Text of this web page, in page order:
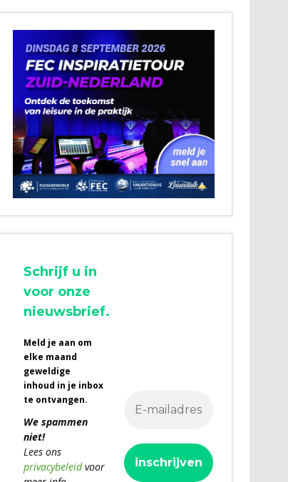
Schrijf u in
voor onze
nieuwsbrief.
Meld je aan om
elke maand
geweldige
inhoud in je inbox
te ontvangen.
We spammen
niet!
Lees ons
privacybeleidvoor